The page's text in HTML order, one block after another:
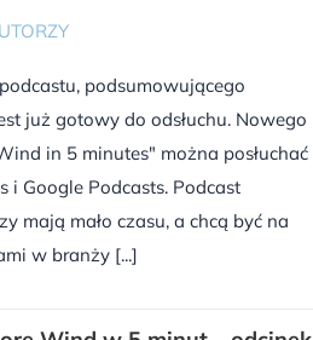
podsumowującego
już gotowy do odsłuchu. Nowego
in 5 minutes" można posłuchać
i Google Podcasts. Podcast
mają mało czasu, a chcą być na
w branży [...]